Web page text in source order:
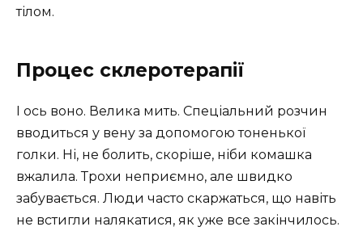
тілом.
Процес склеротерапії
І ось воно. Велика мить. Спеціальний розчин
вводиться у вену за допомогою тоненької
голки. Ні, не болить, скоріше, ніби комашка
вжалила. Трохи неприємно, але швидко
забувається. Люди часто скаржаться, що навіть
не встигли налякатися, як уже все закінчилось.